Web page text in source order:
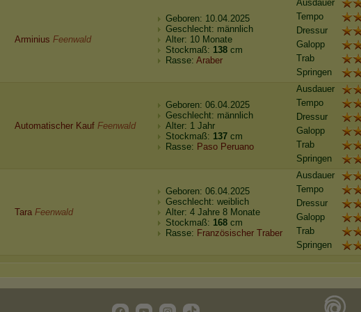
Arminius Feenwald
Geboren: 10.04.2025
Geschlecht: männlich
Alter: 10 Monate
Stockmaß: 138 cm
Rasse: Araber
Ausdauer
Tempo
Dressur
Galopp
Trab
Springen
Automatischer Kauf Feenwald
Geboren: 06.04.2025
Geschlecht: männlich
Alter: 1 Jahr
Stockmaß: 137 cm
Rasse: Paso Peruano
Ausdauer
Tempo
Dressur
Galopp
Trab
Springen
Tara Feenwald
Geboren: 06.04.2025
Geschlecht: weiblich
Alter: 4 Jahre 8 Monate
Stockmaß: 168 cm
Rasse: Französischer Traber
Ausdauer
Tempo
Dressur
Galopp
Trab
Springen